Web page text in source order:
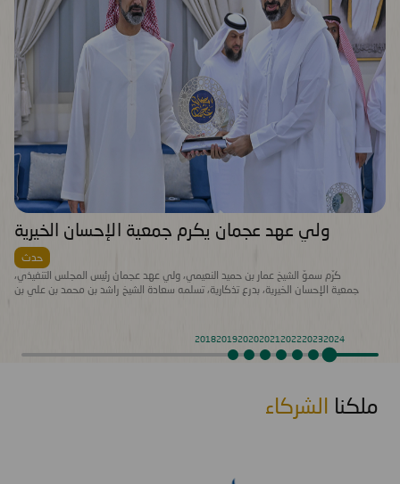
ولي عهد عجمان يكرم جمعية الإحسان الخيرية
حدث
كرّم سموّ الشيخ عمار بن حميد النعيمي، ولي عهد عجمان رئيس المجلس التنفيذي،
جمعية الإحسان الخيرية، بدرع تذكارية، تسلمه سعادة الشيخ راشد بن محمد بن علي بن
ما تتميز به فعاليات “رمضان عجمان.. تقوى وإيمان” في نسخه السابقة. وتأتي مشاركة
“الإحسان الخيرية” في الدورة ال18 من “رمضان عجمان” من منطلق مسؤوليتها
انسجاماً مع نهج الخير والعطاء الذي تتبناه الجمعية منذ تأسيسها، وتعزيزاً لمكانة الإمارة
2024
2023
2022
2021
2020
2019
2018
ملكنا الشركاء